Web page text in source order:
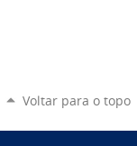
Voltar para o topo